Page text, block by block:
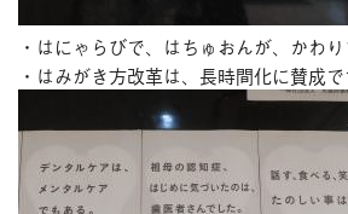
・はにゃらびで、はちゅおんが、かわり
・はみがき方改革は、長時間化に賛成で